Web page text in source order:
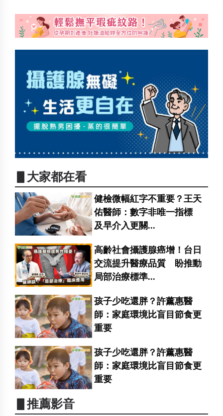
▋大家都在看
健檢微幅紅字不重要？王天
佑醫師：數字非唯一指標
及早介入更關...
高齡社會攝護腺癌增！台日
交流提升醫療品質 盼推動
局部治療標準...
孩子少吃還胖？許薰惠醫
師：家庭環境比盲目節食更
重要
孩子少吃還胖？許薰惠醫
師：家庭環境比盲目節食更
重要
▋推薦影音